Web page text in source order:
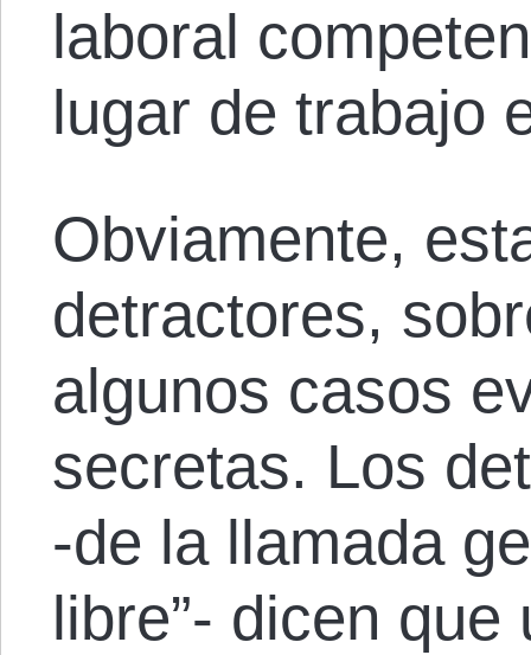
laboral
lugar de trabajo
Obviamente,
detractores,
algunos casos
secretas. Los
-de la llamada
libre”- dicen